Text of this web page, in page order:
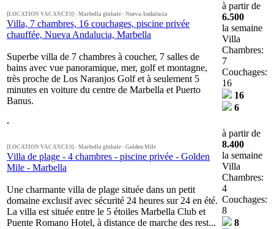
[LOCATION VACANCES] - Marbella globale - Nueva Andalucia
Villa, 7 chambres, 16 couchages, piscine privée
chauffée, Nueva Andalucia, Marbella
Superbe villa de 7 chambres à coucher, 7 salles de
bains avec vue panoramique, mer, golf et montagne,
très proche de Los Naranjos Golf et à seulement 5
minutes en voiture du centre de Marbella et Puerto
Banus.
à partir de
6.500
la semaine
Villa
Chambres:
7
Couchages:
16
16
6
[LOCATION VACANCES] - Marbella globale - Golden Mile
Villa de plage - 4 chambres - piscine privée - Golden
Mile - Marbella
Une charmante villa de plage située dans un petit
domaine exclusif avec sécurité 24 heures sur 24 en été.
La villa est située entre le 5 étoiles Marbella Club et
Puente Romano Hotel, à distance de marche des rest...
à partir de
8.400
la semaine
Villa
Chambres:
4
Couchages:
8
8